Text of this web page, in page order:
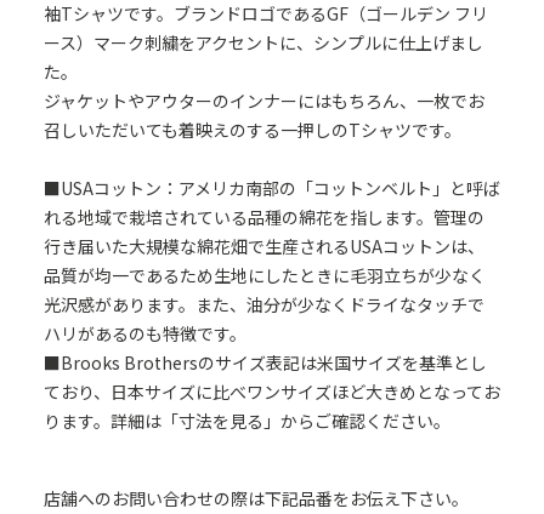
袖Tシャツです。ブランドロゴであるGF（ゴールデン フリ
ース）マーク刺繍をアクセントに、シンプルに仕上げまし
た。
ジャケットやアウターのインナーにはもちろん、一枚でお
召しいただいても着映えのする一押しのTシャツです。
■USAコットン：アメリカ南部の「コットンベルト」と呼ば
れる地域で栽培されている品種の綿花を指します。管理の
行き届いた大規模な綿花畑で生産されるUSAコットンは、
品質が均一であるため生地にしたときに毛羽立ちが少なく
光沢感があります。また、油分が少なくドライなタッチで
ハリがあるのも特徴です。
■Brooks Brothersのサイズ表記は米国サイズを基準とし
ており、日本サイズに比べワンサイズほど大きめとなってお
ります。詳細は「寸法を見る」からご確認ください。
店舗へのお問い合わせの際は下記品番をお伝え下さい。